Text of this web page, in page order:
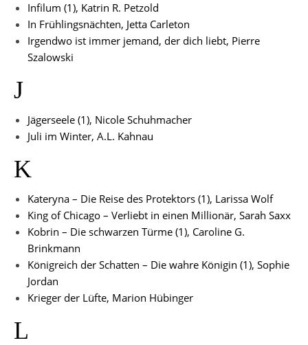
Infilum (1), Katrin R. Petzold
In Frühlingsnächten, Jetta Carleton
Irgendwo ist immer jemand, der dich liebt, Pierre
Szalowski
J
Jägerseele (1), Nicole Schuhmacher
Juli im Winter, A.L. Kahnau
K
Kateryna – Die Reise des Protektors (1), Larissa Wolf
King of Chicago – Verliebt in einen Millionär, Sarah Saxx
Kobrin – Die schwarzen Türme (1), Caroline G.
Brinkmann
Königreich der Schatten – Die wahre Königin (1), Sophie
Jordan
Krieger der Lüfte, Marion Hübinger
L